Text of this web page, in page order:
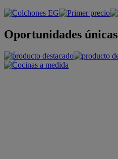
Oportunidades únicas